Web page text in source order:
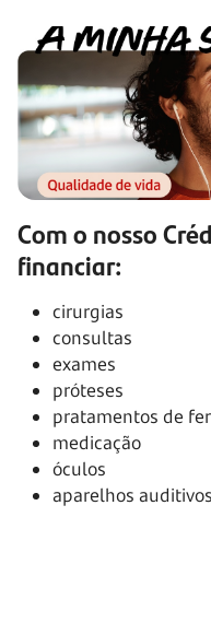
Com o nosso
financiar:
cirurgias
consultas
exames
próteses
pratamentos de
medicação
óculos
aparelhos